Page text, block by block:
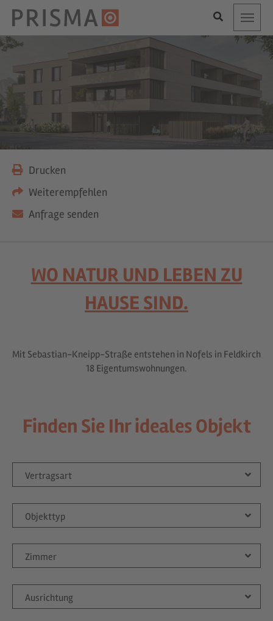
Drucken
Weiterempfehlen
Anfrage senden
WO NATUR UND LEBEN ZU
HAUSE SIND.
Mit Sebastian-Kneipp-Straße entstehen in Nofels in Feldkirch
18 Eigentumswohnungen.
Finden Sie Ihr ideales Objekt
Vertragsart
Objekttyp
Zimmer
Ausrichtung